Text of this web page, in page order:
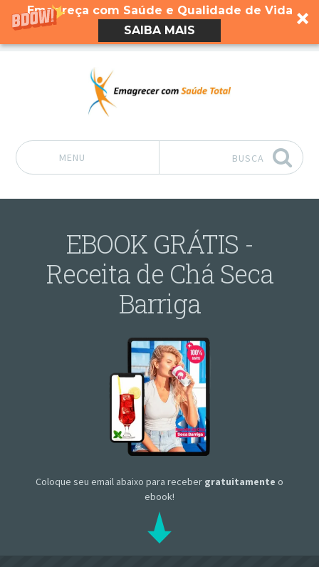
Emagreça com Saúde e Qualidade de Vida
SAIBA MAIS
MENU BUSCA
EBOOK GRÁTIS -
Receita de Chá Seca
Barriga
Coloque seu email abaixo para receber gratuitamente o
ebook!